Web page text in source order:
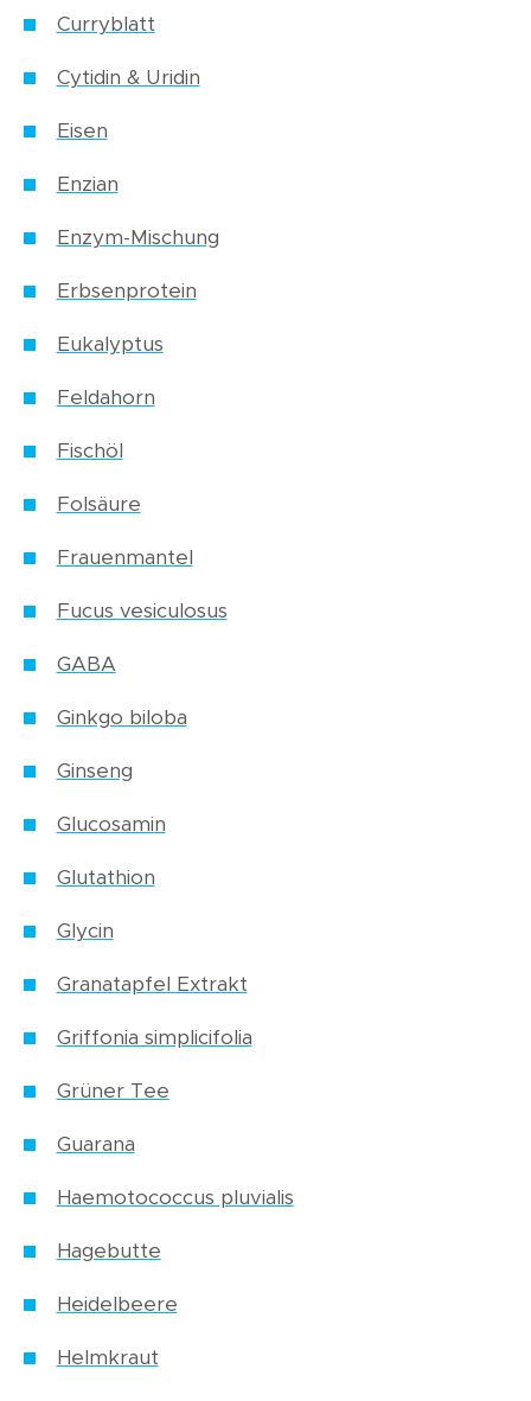
Curryblatt
Cytidin & Uridin
Eisen
Enzian
Enzym-Mischung
Erbsenprotein
Eukalyptus
Feldahorn
Fischöl
Folsäure
Frauenmantel
Fucus vesiculosus
GABA
Ginkgo biloba
Ginseng
Glucosamin
Glutathion
Glycin
Granatapfel Extrakt
Griffonia simplicifolia
Grüner Tee
Guarana
Haemotococcus pluvialis
Hagebutte
Heidelbeere
Helmkraut